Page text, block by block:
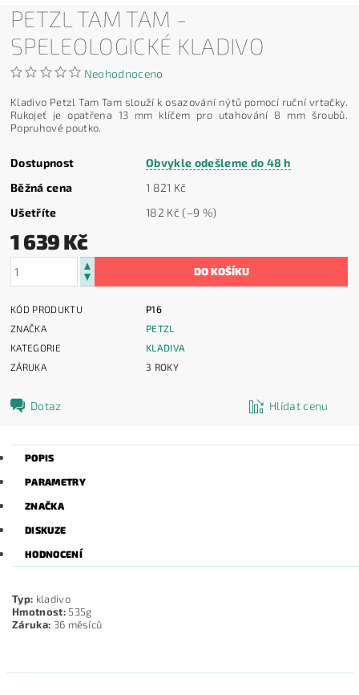
PETZL TAM TAM -
SPELEOLOGICKÉ KLADIVO
Neohodnoceno
Kladivo Petzl Tam Tam slouží k osazování nýtů pomocí ruční vrtačky.
Rukojeť je opatřena 13 mm klíčem pro utahování 8 mm šroubů.
Popruhové poutko.
Dostupnost
Obvykle odešleme do 48 h
Běžná cena
1 821 Kč
Ušetříte
182 Kč(–9 %)
1 639 Kč
KÓD PRODUKTU
P16
ZNAČKA
PETZL
KATEGORIE
KLADIVA
ZÁRUKA
3 ROKY
Dotaz Hlídat cenu
POPIS
PARAMETRY
ZNAČKA
DISKUZE
HODNOCENÍ
Typ: kladivo
Hmotnost:535g
Záruka: 36 měsíců